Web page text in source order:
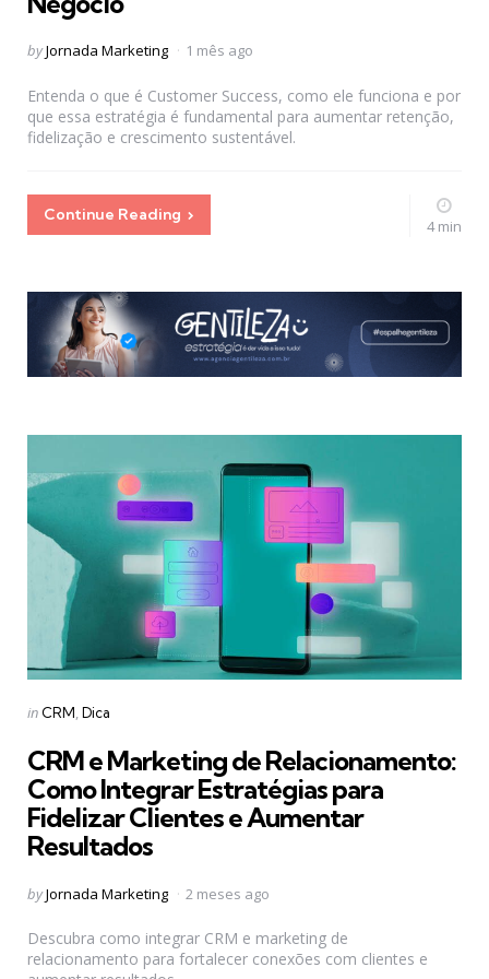
Posted
byJornada Marketing 1 mês ago
Entenda o que é Customer Success, como ele funciona e por
que essa estratégia é fundamental para aumentar retenção,
fidelização e crescimento sustentável.
Continue Reading
4 min
Categories
Posted
in CRM Dica
CRM e Marketing de Relacionamento:
Como Integrar Estratégias para
Fidelizar Clientes e Aumentar
Resultados
Posted
byJornada Marketing 2 meses ago
Descubra como integrar CRM e marketing de
relacionamento para fortalecer conexões com clientes e